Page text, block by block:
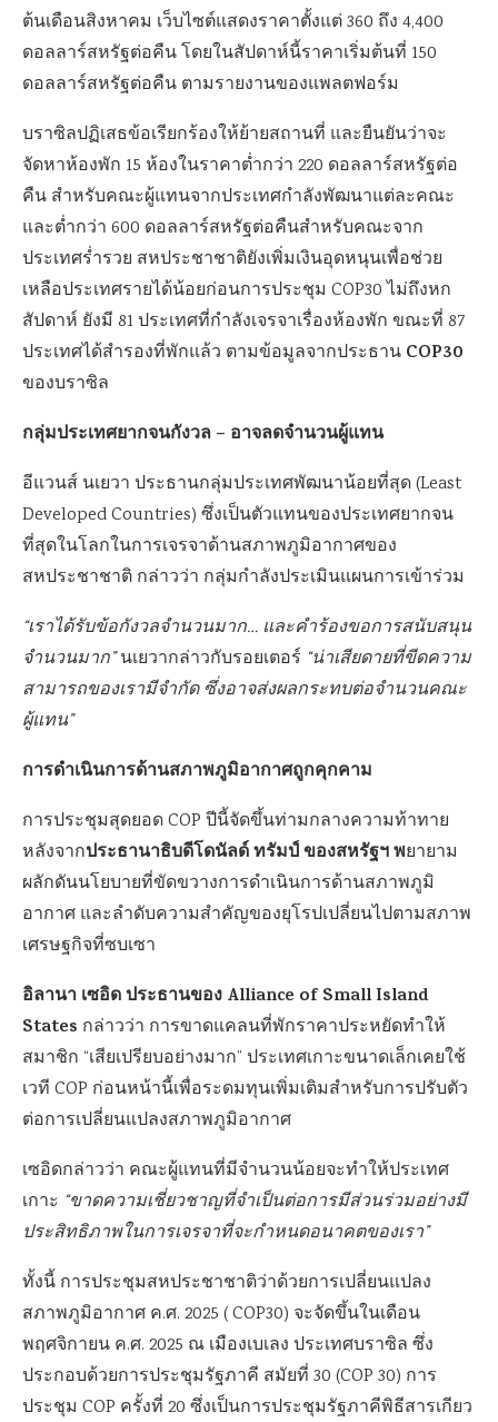
ต้นเดือนสิงหาคม เว็บไซต์แสดงราคาตั้งแต่ 360 ถึง 4,400
ดอลลาร์สหรัฐต่อคืน โดยในสัปดาห์นี้ราคาเริ่มต้นที่ 150
ดอลลาร์สหรัฐต่อคืน ตามรายงานของแพลตฟอร์ม
บราซิลปฏิเสธข้อเรียกร้องให้ย้ายสถานที่ และยืนยันว่าจะ
จัดหาห้องพัก 15 ห้องในราคาต่ำกว่า 220 ดอลลาร์สหรัฐต่อ
คืน สำหรับคณะผู้แทนจากประเทศกำลังพัฒนาแต่ละคณะ
และต่ำกว่า 600 ดอลลาร์สหรัฐต่อคืนสำหรับคณะจาก
ประเทศร่ำรวย สหประชาชาติยังเพิ่มเงินอุดหนุนเพื่อช่วย
เหลือประเทศรายได้น้อยก่อนการประชุม COP30 ไม่ถึงหก
สัปดาห์ ยังมี 81 ประเทศที่กำลังเจรจาเรื่องห้องพัก ขณะที่ 87
ประเทศได้สำรองที่พักแล้ว ตามข้อมูลจากประธาน COP30
ของบราซิล
กลุ่มประเทศยากจนกังวล – อาจลดจำนวนผู้แทน
อีแวนส์ นเยวา ประธานกลุ่มประเทศพัฒนาน้อยที่สุด (Least
Developed Countries) ซึ่งเป็นตัวแทนของประเทศยากจน
ที่สุดในโลกในการเจรจาด้านสภาพภูมิอากาศของ
สหประชาชาติ กล่าวว่า กลุ่มกำลังประเมินแผนการเข้าร่วม
“เราได้รับข้อกังวลจำนวนมาก… และคำร้องขอการสนับสนุน
จำนวนมาก”นเยวากล่าวกับรอยเตอร์ “น่าเสียดายที่ขีดความ
สามารถของเรามีจำกัด ซึ่งอาจส่งผลกระทบต่อจำนวนคณะ
ผู้แทน”
การดำเนินการด้านสภาพภูมิอากาศถูกคุกคาม
การประชุมสุดยอด COP ปีนี้จัดขึ้นท่ามกลางความท้าทาย
หลังจากประธานาธิบดีโดนัลด์ ทรัมป์ ของสหรัฐฯ พยายาม
ผลักดันนโยบายที่ขัดขวางการดำเนินการด้านสภาพภูมิ
อากาศ และลำดับความสำคัญของยุโรปเปลี่ยนไปตามสภาพ
เศรษฐกิจที่ซบเซา
อิลานา เซอิด ประธานของ Alliance of Small Island
States กล่าวว่า การขาดแคลนที่พักราคาประหยัดทำให้
สมาชิก “เสียเปรียบอย่างมาก” ประเทศเกาะขนาดเล็กเคยใช้
เวที COP ก่อนหน้านี้เพื่อระดมทุนเพิ่มเติมสำหรับการปรับตัว
ต่อการเปลี่ยนแปลงสภาพภูมิอากาศ
เซอิดกล่าวว่า คณะผู้แทนที่มีจำนวนน้อยจะทำให้ประเทศ
เกาะ “ขาดความเชี่ยวชาญที่จำเป็นต่อการมีส่วนร่วมอย่างมี
ประสิทธิภาพในการเจรจาที่จะกำหนดอนาคตของเรา”
ทั้งนี้ การประชุมสหประชาชาติว่าด้วยการเปลี่ยนแปลง
สภาพภูมิอากาศ ค.ศ. 2025 ( COP30) จะจัดขึ้นในเดือน
พฤศจิกายน ค.ศ. 2025 ณ เมืองเบเลง ประเทศบราซิล ซึ่ง
ประกอบด้วยการประชุมรัฐภาคี สมัยที่ 30 (COP 30) การ
ประชุม COP ครั้งที่ 20 ซึ่งเป็นการประชุมรัฐภาคีพิธีสารเกียว